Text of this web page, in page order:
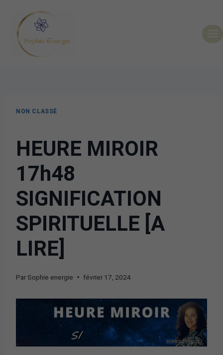
NON CLASSÉ
HEURE MIROIR
17h48
SIGNIFICATION
SPIRITUELLE [A
LIRE]
Par Sophie energie février 17, 2024